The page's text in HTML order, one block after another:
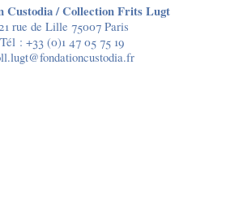
Custodia / Collection Frits Lugt
rue de Lille 75007 Paris
Tél : +33 (0)1 47 05 75 19